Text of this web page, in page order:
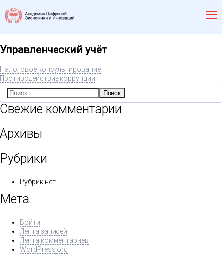
Управленческий учёт
Налоговое консультирование
Противодействие коррупции
Найти:
Свежие комментарии
Архивы
Рубрики
Рубрик нет
Мета
Войти
Лента записей
Лента комментариев
WordPress.org